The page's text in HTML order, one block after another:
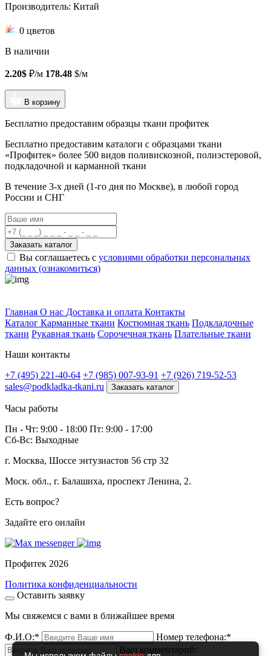
Производитель: Китай
0 цветов
В наличии
2.20$ ₽/м 178.48 $/м
В корзину
Бесплатно предоставим образцы ткани профитек
Бесплатно предоставим каталоги с образцами ткани
«Профитек» более 500 видов поливискозной, полиэстеровой,
подкладочной и карманной ткани
В течение 3-х дней (1-го дня по Москве), в любой город
России и СНГ
Заказать каталог
Вы соглашаетесь с условиями обработки персональных
данных (ознакомиться)
Главная О нас Доставка и оплата Контакты
Каталог Карманные ткани Костюмная ткань Подкладочные
ткани Рукавная ткань Сорочечная ткань Плательные ткани
Наши контакты
+7 (495) 221-40-64 +7 (985) 007-93-91 +7 (926) 719-52-53
sales@podkladka-tkani.ru
Заказать каталог
Часы работы
Пн - Чт: 9:00 - 18:00 Пт: 9:00 - 17:00
Сб-Вс: Выходные
г. Москва, Шоссе энтузиастов 56 стр 32
Моск. обл., г. Балашиха, проспект Ленина, 2.
Есть вопрос?
Задайте его онлайн
Профитек 2026
Политика конфиденциальности
Оставить заявку
Мы свяжемся с вами в ближайшее время
Ф.И.О:* Номер телефона:*
Ваш комментарий: